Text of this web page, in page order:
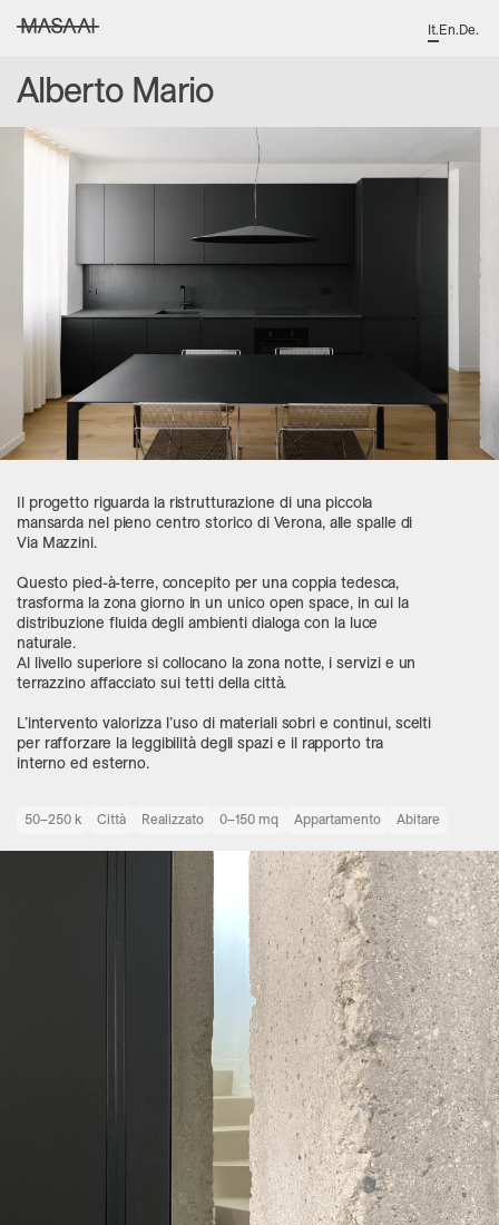
It.En.De.
Alberto Mario
Il progetto riguarda la ristrutturazione di una piccola
mansarda nel pieno centro storico di Verona, alle spalle di
Via Mazzini.
Questo pied-à-terre, concepito per una coppia tedesca,
trasforma la zona giorno in un unico open space, in cui la
distribuzione fluida degli ambienti dialoga con la luce
naturale.
Al livello superiore si collocano la zona notte, i servizi e un
terrazzino affacciato sui tetti della città.
L’intervento valorizza l’uso di materiali sobri e continui, scelti
per rafforzare la leggibilità degli spazi e il rapporto tra
interno ed esterno.
50–250 k Città Realizzato 0–150 mq Appartamento Abitare